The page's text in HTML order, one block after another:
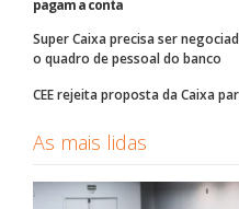
pagam a conta
Super Caixa precisa ser
o quadro de pessoal do banco
CEE rejeita proposta da Caixa
As mais lidas